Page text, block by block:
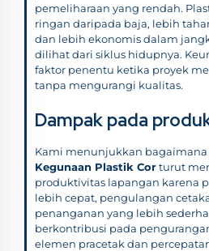
pemeliharaan yang rendah.
ringan daripada baja, lebih
dan lebih ekonomis dalam
dilihat dari siklus hidupnya.
faktor penentu ketika proyek
tanpa mengurangi kualitas.
Dampak pada
Kami menunjukkan bagaimana
Kegunaan Plastik Corturut
produktivitas lapangan karena
lebih cepat, pengulangan
penanganan yang lebih
berkontribusi pada
elemen pracetak dan